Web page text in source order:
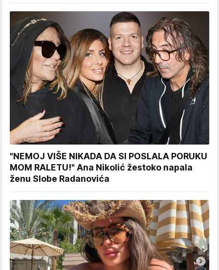
"NEMOJ VIŠE NIKADA DA SI POSLALA PORUKU
MOM RALETU!" Ana Nikolić žestoko napala
ženu Slobe Radanovića